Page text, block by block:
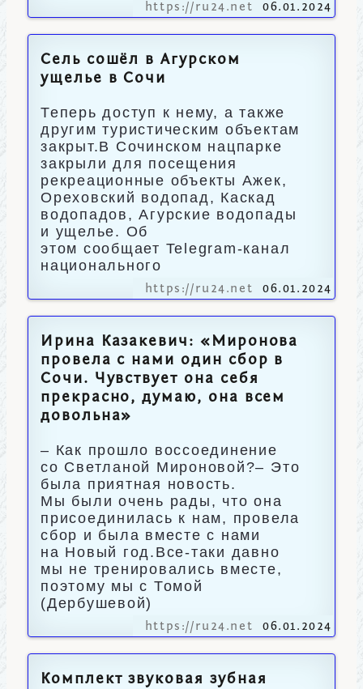
https://ru24.net 06.01.2024
Сель сошёл в Агурском
ущелье в Сочи
Теперь доступ к нему, а также
другим туристическим объектам
закрыт.В Сочинском нацпарке
закрыли для посещения
рекреационные объекты Ажек,
Ореховский водопад, Каскад
водопадов, Агурские водопады
и ущелье. Об
этом сообщает Telegram-канал
национального
https://ru24.net 06.01.2024
Ирина Казакевич: «Миронова
провела с нами один сбор в
Сочи. Чувствует она себя
прекрасно, думаю, она всем
довольна»
– Как прошло воссоединение
со Светланой Мироновой?– Это
была приятная новость.
Мы были очень рады, что она
присоединилась к нам, провела
сбор и была вместе с нами
на Новый год.Все‑таки давно
мы не тренировались вместе,
поэтому мы с Томой
(Дербушевой)
https://ru24.net 06.01.2024
Комплект звуковая зубная